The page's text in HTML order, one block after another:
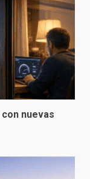
nuevas